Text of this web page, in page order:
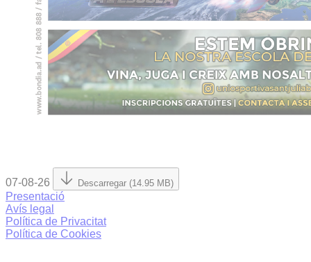
07-08-26 Descarregar (14.95 MB)
Presentació
Avís legal
Política de Privacitat
Política de Cookies